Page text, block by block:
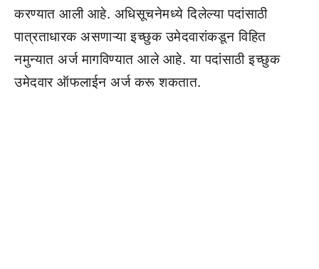
करण्यात आली आहे. अधिसूचनेमध्ये दिलेल्या पदांसाठी
पात्रताधारक असणाऱ्या इच्छुक उमेदवारांकडून विहित
नमुन्यात अर्ज मागविण्यात आले आहे. या पदांसाठी इच्छुक
उमेदवार ऑफलाईन अर्ज करू शकतात.